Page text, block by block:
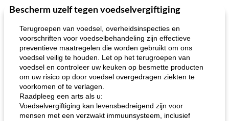
Bescherm uzelf tegen voedselvergiftiging
Terugroepen van voedsel, overheidsinspecties en
voorschriften voor voedselbehandeling zijn effectieve
preventieve maatregelen die worden gebruikt om ons
voedsel veilig te houden. Let op het terugroepen van
voedsel en controleer uw keuken op besmette producten
om uw risico op door voedsel overgedragen ziekten te
voorkomen of te verlagen.
Raadpleeg een arts als u:
Voedselvergiftiging kan levensbedreigend zijn voor
mensen met een verzwakt immuunsysteem, inclusief